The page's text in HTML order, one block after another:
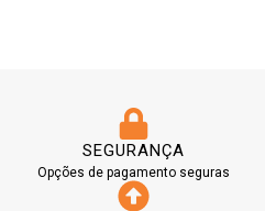
SEGURANÇA
Opções de pagamento seguras